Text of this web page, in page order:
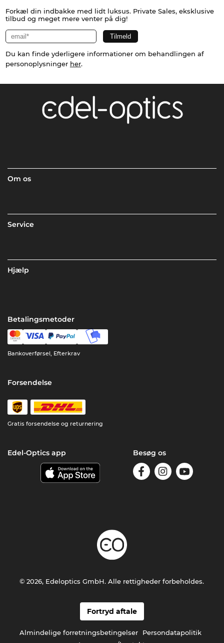
Forkæl din indbakke med lidt luksus. Private Sales, eksklusive
tilbud og meget mere venter på dig!
Du kan finde yderligere informationer om behandlingen af
personoplysninger her.
Om os
Service
Hjælp
Betalingsmetoder
Bankoverførsel, Efterkrav
Forsendelse
Gratis forsendelse og returnering
Edel-Optics app Besøg os
Fortryd aftale
Almindelige forretningsbetingelser
Persondatapolitik
© 2026, Edeloptics GmbH. Alle rettigheder forbeholdes.